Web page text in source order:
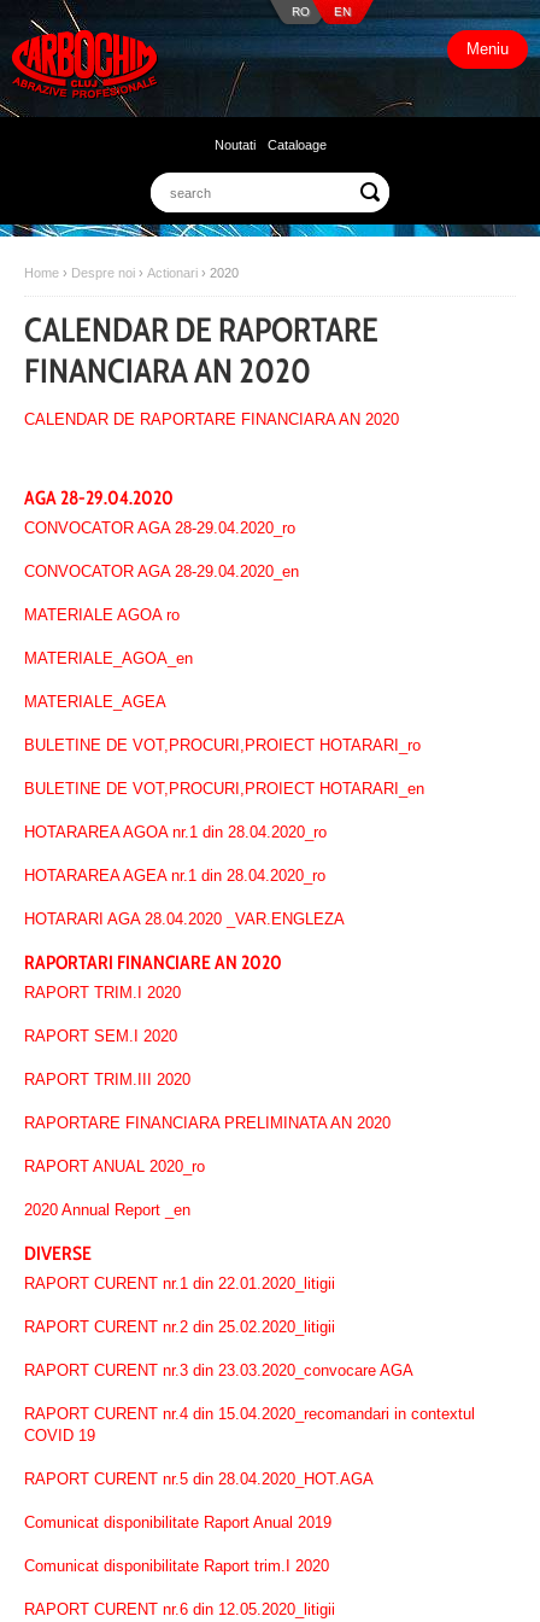
RO EN
Meniu
Noutati Cataloage
Home › Despre noi › Actionari › 2020
CALENDAR DE RAPORTARE
FINANCIARA AN 2020
CALENDAR DE RAPORTARE FINANCIARA AN 2020
AGA 28-29.04.2020
CONVOCATOR AGA 28-29.04.2020_ro
CONVOCATOR AGA 28-29.04.2020_en
MATERIALE AGOA ro
MATERIALE_AGOA_en
MATERIALE_AGEA
BULETINE DE VOT,PROCURI,PROIECT HOTARARI_ro
BULETINE DE VOT,PROCURI,PROIECT HOTARARI_en
HOTARAREA AGOA nr.1 din 28.04.2020_ro
HOTARAREA AGEA nr.1 din 28.04.2020_ro
HOTARARI AGA 28.04.2020 _VAR.ENGLEZA
RAPORTARI FINANCIARE AN 2020
RAPORT TRIM.I 2020
RAPORT SEM.I 2020
RAPORT TRIM.III 2020
RAPORTARE FINANCIARA PRELIMINATA AN 2020
RAPORT ANUAL 2020_ro
2020 Annual Report _en
DIVERSE
RAPORT CURENT nr.1 din 22.01.2020_litigii
RAPORT CURENT nr.2 din 25.02.2020_litigii
RAPORT CURENT nr.3 din 23.03.2020_convocare AGA
RAPORT CURENT nr.4 din 15.04.2020_recomandari in contextul
COVID 19
RAPORT CURENT nr.5 din 28.04.2020_HOT.AGA
Comunicat disponibilitate Raport Anual 2019
Comunicat disponibilitate Raport trim.I 2020
RAPORT CURENT nr.6 din 12.05.2020_litigii